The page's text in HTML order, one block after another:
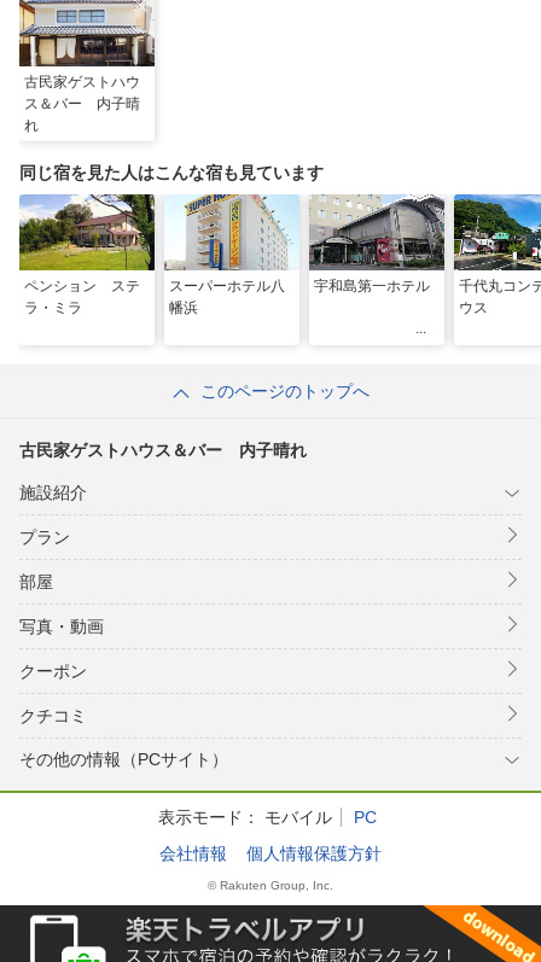
古民家ゲストハウ
ス＆バー 内子晴
れ
同じ宿を見た人はこんな宿も見ています
ペンション ステ
ラ・ミラ
スーパーホテル八
幡浜
宇和島第一ホテル
千代丸コン
ウス
このページのトップへ
古民家ゲストハウス＆バー 内子晴れ
施設紹介
プラン
部屋
写真・動画
クーポン
クチコミ
その他の情報（PCサイト）
表示モード： モバイル
PC
会社情報
個人情報保護方針
© Rakuten Group, Inc.